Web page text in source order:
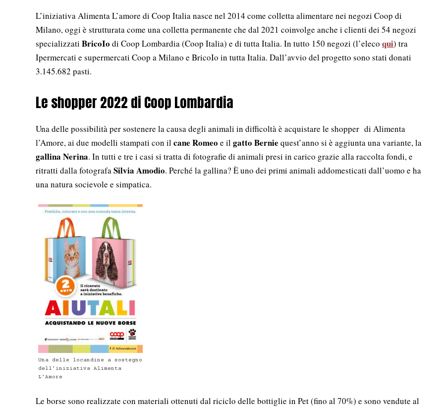
L’iniziativa Alimenta L’amore di Coop Italia nasce nel 2014 come colletta alimentare nei negozi Coop di
Milano, oggi è strutturata come una colletta permanente che dal 2021 coinvolge anche i clienti dei 54 negozi
specializzati BricoIo di Coop Lombardia (Coop Italia) e di tutta Italia. In tutto 150 negozi (l’eleco qui) tra
Ipermercati e supermercati Coop a Milano e BricoIo in tutta Italia. Dall’avvio del progetto sono stati donati
3.145.682 pasti.
Le shopper 2022 di Coop Lombardia
Una delle possibilità per sostenere la causa degli animali in difficoltà è acquistare le shopper di Alimenta
l’Amore, ai due modelli stampati con ilcane Romeo e ilgatto Bernie quest’anno si è aggiunta una variante, la
gallina Nerina. In tutti e tre i casi si tratta di fotografie di animali presi in carico grazie alla raccolta fondi, e
ritratti dalla fotografaSilvia Amodio. Perché la gallina? È uno dei primi animali addomesticati dall’uomo e ha
una natura socievole e simpatica.
Una delle locandine a sostegno
dell’iniziativa Alimenta
L’Amore
Le borse sono realizzate con materiali ottenuti dal riciclo delle bottiglie in Pet (fino al 70%) e sono vendute al